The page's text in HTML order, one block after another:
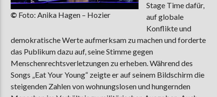
© Foto: Anika Hagen – Hozier
Stage Time dafür,
auf globale
Konflikte und
demokratische Werte aufmerksam zu machen und forderte
das Publikum dazu auf, seine Stimme gegen
Menschenrechtsverletzungen zu erheben. Während des
Songs „Eat Your Young“ zeigte er auf seinem Bildschirm die
steigenden Zahlen von wohnungslosen und hungernden